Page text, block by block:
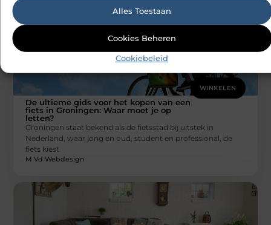
Alles Toestaan
Cookies Beheren
Cookiebeleid
WINKELEN
De ultieme gids voor het kopen van een
fiets in Groningen: Waar moet je op
letten?
Groningen staat bekend als de fietsstad bij uitstek in
Nederland, waar jong en oud, student en professional, de
fiets kiest
M Vd Webdesign